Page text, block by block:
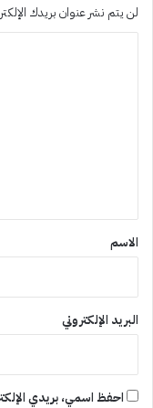
لن يتم نشر عنوان بريدك
*
الاسم
البريد الإلكتروني
احفظ اسمي، بريدي